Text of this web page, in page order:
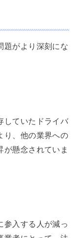
題がより深刻にな
していたドライバ
り、他の業界への
が懸念されていま
参入する人が減っ